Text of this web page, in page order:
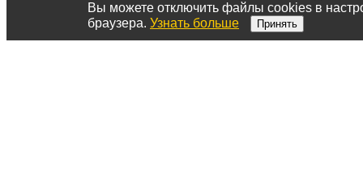
Вы можете отключить файлы cookies в
браузера. Узнать больше Принять